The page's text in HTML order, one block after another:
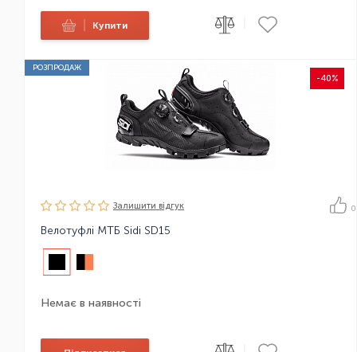
Купити
РОЗПРОДАЖ
-40%
Залишити вiдгук 0
Велотуфлі МТБ Sidi SD15
Немає в наявності